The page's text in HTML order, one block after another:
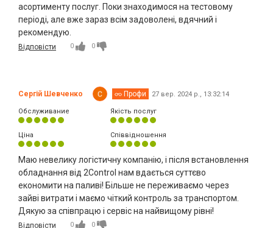
асортименту послуг. Поки знаходимося на тестовому
періоді, але вже зараз всім задоволені, вдячний і
рекомендую.
Відповісти 0 0
Сергій Шевченко Профи 27 вер. 2024 р., 13:32:14
Обслуживание Якість послуг
Ціна Співвідношення
Маю невелику логістичну компанію, і після встановлення
обладнання від 2Control нам вдається суттєво
економити на паливі! Більше не переживаємо через
зайві витрати і маємо чіткий контроль за транспортом.
Дякую за співпрацю і сервіс на найвищому рівні!
Відповісти 0 0